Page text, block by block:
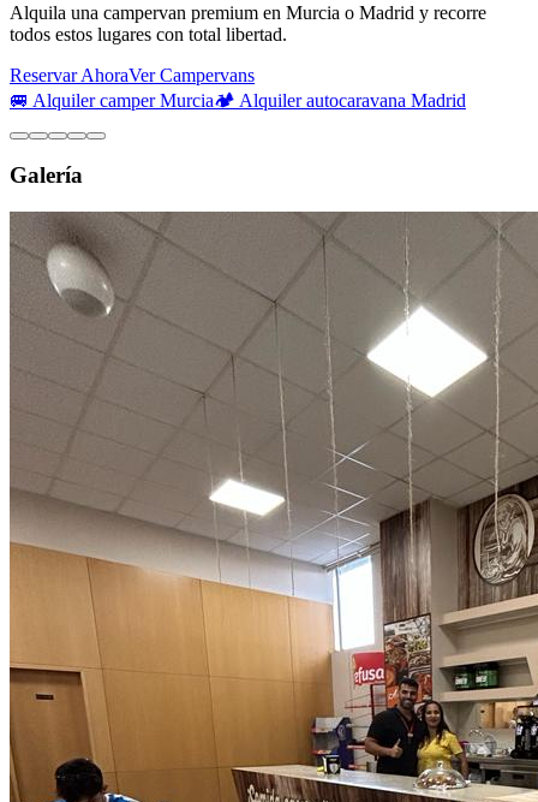
Alquila una campervan premium en Murcia o Madrid y recorre
todos estos lugares con total libertad.
Reservar AhoraVer Campervans
🚐 Alquiler camper Murcia🏕️ Alquiler autocaravana Madrid
Galería